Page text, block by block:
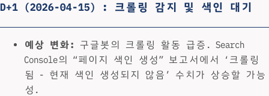
D+1 (2026-04-15) : 크롤링 감지 및 색인 대기
예상 변화:
구글봇의 크롤링 활동 급증. Search
Console의 “페이지 색인 생성” 보고서에서 ‘크롤링
됨 - 현재 색인 생성되지 않음’ 수치가 상승할 가능
성.